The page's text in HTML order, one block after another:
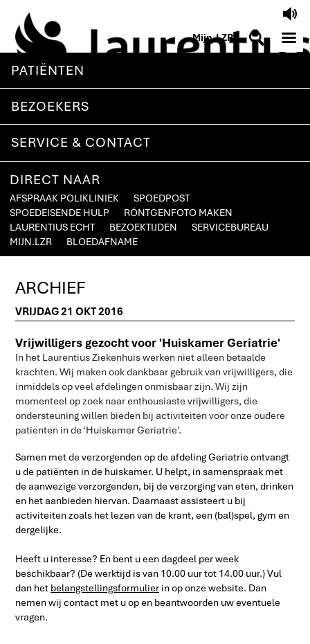
V
Mijn.LZR S M
PATIËNTEN
BEZOEKERS
SERVICE & CONTACT
DIRECT NAAR
AFSPRAAK POLIKLINIEK
SPOEDPOST
SPOEDEISENDE HULP
RÖNTGENFOTO MAKEN
LAURENTIUS ECHT
BEZOEKTIJDEN
SERVICEBUREAU
MIJN.LZR
BLOEDAFNAME
ARCHIEF
VRIJDAG 21 OKT 2016
Vrijwilligers gezocht voor 'Huiskamer Geriatrie'
In het Laurentius Ziekenhuis werken niet alleen betaalde
krachten. Wij maken ook dankbaar gebruik van vrijwilligers, die
inmiddels op veel afdelingen onmisbaar zijn. Wij zijn
momenteel op zoek naar enthousiaste vrijwilligers, die
ondersteuning willen bieden bij activiteiten voor onze oudere
patiënten in de ‘Huiskamer Geriatrie’.
Samen met de verzorgenden op de afdeling Geriatrie ontvangt
u de patiënten in de huiskamer. U helpt, in samenspraak met
de aanwezige verzorgenden, bij de verzorging van eten, drinken
en het aanbieden hiervan. Daarnaast assisteert u bij
activiteiten zoals het lezen van de krant, een (bal)spel, gym en
dergelijke.
Heeft u interesse? En bent u een dagdeel per week
beschikbaar? (De werktijd is van 10.00 uur tot 14.00 uur.) Vul
dan het belangstellingsformulier in op onze website. Dan
nemen wij contact met u op en beantwoorden uw eventuele
vragen.